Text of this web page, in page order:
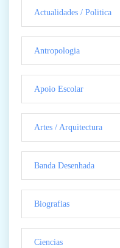
Actualidades / Politica
Antropologia
Apoio Escolar
Artes / Arquitectura
Banda Desenhada
Biografias
Ciencias